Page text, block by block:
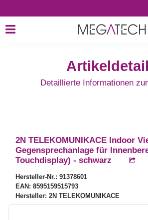
Detaillierte Informationen
2N TELEKOMUNIKACE Indoor
Gegensprechanlage für
Touchdisplay) - schwarz
Hersteller-Nr.: 91378601
EAN: 8595159515793
Hersteller: 2N TELEKOMUNIKACE